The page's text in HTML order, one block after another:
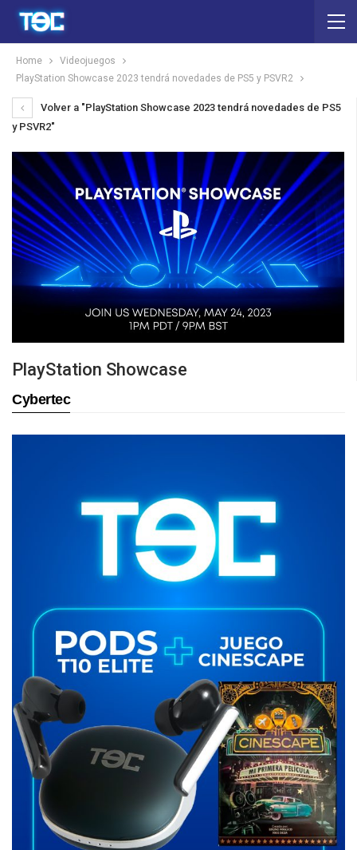
Home
Videojuegos
PlayStation Showcase 2023 tendrá novedades de PS5 y PSVR2
Volver a "PlayStation Showcase 2023 tendrá novedades de PS5
y PSVR2"
PlayStation Showcase
Cybertec